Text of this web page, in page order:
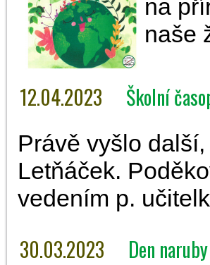
na
naše
12.04.2023 Školní
Právě vyšlo
Letňáček.
vedením p.
30.03.2023 Den naruby